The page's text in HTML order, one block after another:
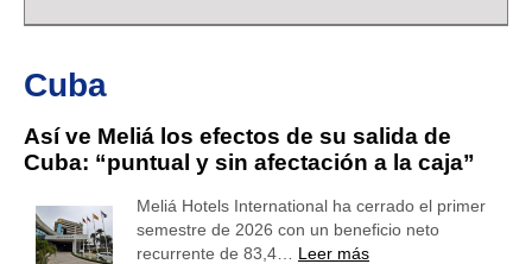
Cuba
Así ve Meliá los efectos de su salida de
Cuba: “puntual y sin afectación a la caja”
Meliá Hotels International ha cerrado el primer
semestre de 2026 con un beneficio neto
recurrente de 83,4… Leer más